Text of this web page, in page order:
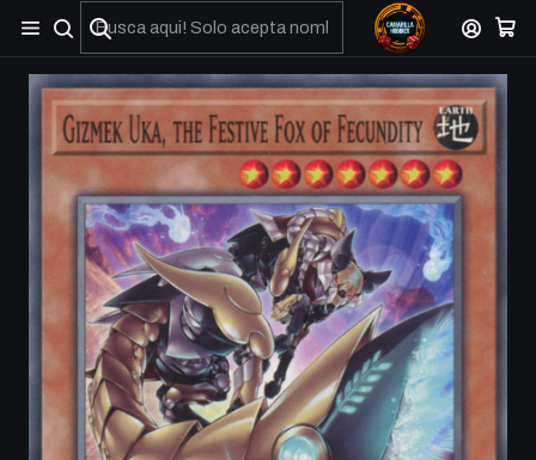
No olviden reportar sus depositos y transferencias por Whatsapp